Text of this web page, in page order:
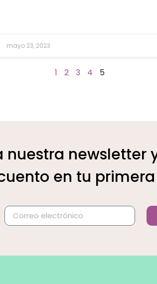
mayo 23, 2023
1 2 3 4 5
nuestra newsletter
en tu